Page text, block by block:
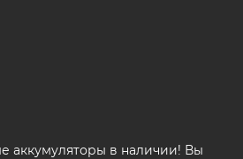
аккумуляторы в наличии! Вы